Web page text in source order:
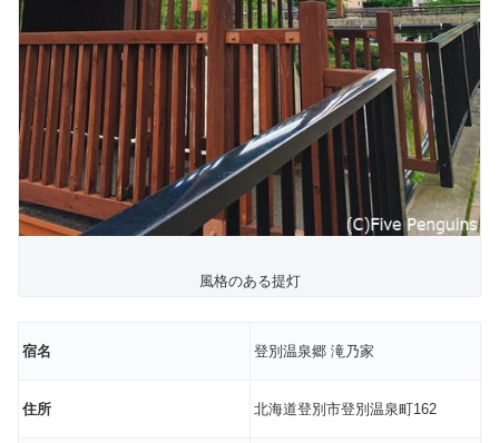
風格のある提灯
宿名 登別温泉郷 滝乃家
住所 北海道登別市登別温泉町162